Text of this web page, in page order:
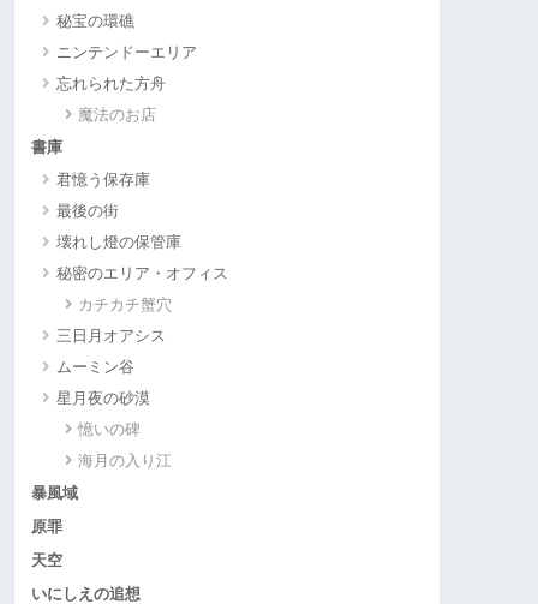
秘宝の環礁
ニンテンドーエリア
忘れられた方舟
魔法のお店
書庫
君憶う保存庫
最後の街
壊れし燈の保管庫
秘密のエリア・オフィス
カチカチ蟹穴
三日月オアシス
ムーミン谷
星月夜の砂漠
憶いの碑
海月の入り江
暴風域
原罪
天空
いにしえの追想